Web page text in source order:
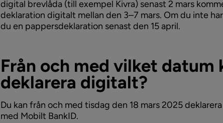
digital brevlåda (till exempel Kivra) senast 2 mars
deklaration digitalt mellan den 3–7 mars. Om du inte
du en pappersdeklaration senast den 15 april.
Från och med vilket datum
deklarera digitalt?
Du kan från och med tisdag den 18 mars 2025
med Mobilt BankID.